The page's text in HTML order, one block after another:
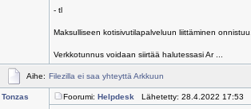
- tl
Maksulliseen kotisivutilapalveluun liittäminen
Verkkotunnus voidaan siirtää halutessasi Ar ...
Aihe: Filezilla ei saa yhteyttä Arkkuun
Tonzas
Foorumi: Helpdesk Lähetetty: 28.4.2022 17:53